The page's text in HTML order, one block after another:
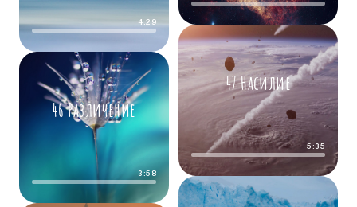
4:29
46 Различение
3:58
47 Насилие
5:35